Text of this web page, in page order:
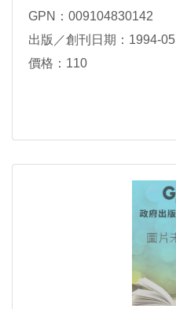
GPN：009104830142
出版／創刊日期：1994-05
價格：110